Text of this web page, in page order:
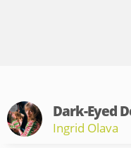
Dark-Eyed
Ingrid Olava